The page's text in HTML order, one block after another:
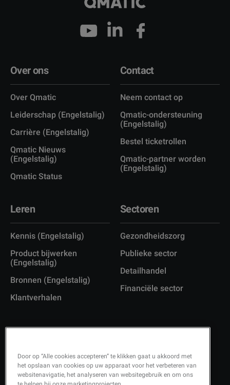
Over ons
Over Qmatic
Leiderschap (Engelstalig)
Carrière (Engelstalig)
Qmatic Nieuws
(Engelstalig)
Qmatic Status
Contact
Neem contact op
Qmatic-ondersteuning
(Engelstalig)
Bestel ticketrollen
Qmatic-partner worden
(Engelstalig)
Leren
Kennis (Engelstalig)
Product bijwerken
(Engelstalig)
Bronnen (Engelstalig)
Klantverhalen
Sectoren
Gezondheidszorg
Publieke sector
Detailhandel
Financiële sector
Copyright © 2026 Q-Matic AB
Privacybeleid (Engelstalig)
Door op “Alle cookies accepteren” te klikken gaat u akkoord met
het opslaan van cookies op uw apparaat voor het verbeteren van
websitenavigatie, het analyseren van websitegebruik en om ons